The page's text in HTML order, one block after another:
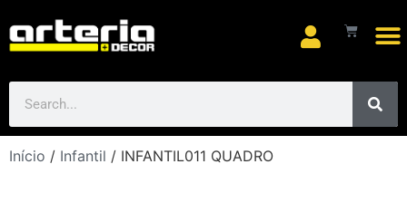
Início / Infantil / INFANTIL011 QUADRO